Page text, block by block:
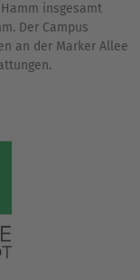
insgesamt
Der Campus
an der Marker Allee